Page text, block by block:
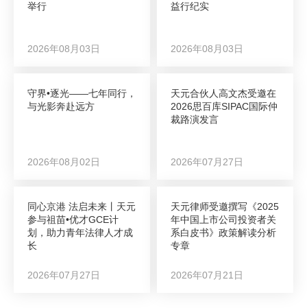
举行
2026年08月03日
益行纪实
2026年08月03日
守界•逐光——七年同行，
与光影奔赴远方
2026年08月02日
天元合伙人高文杰受邀在
2026思百库SIPAC国际仲
裁路演发言
2026年07月27日
同心京港 法启未来丨天元
参与祖苗•优才GCE计
划，助力青年法律人才成
长
2026年07月27日
天元律师受邀撰写《2025
年中国上市公司投资者关
系白皮书》政策解读分析
专章
2026年07月21日